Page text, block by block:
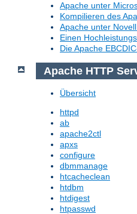
Apache unter
Kompilieren des
Apache unter
Einen
Die Apache
Apache HTTP
Übersicht
httpd
ab
apache2ctl
apxs
configure
dbmmanage
htcacheclean
htdbm
htdigest
htpasswd